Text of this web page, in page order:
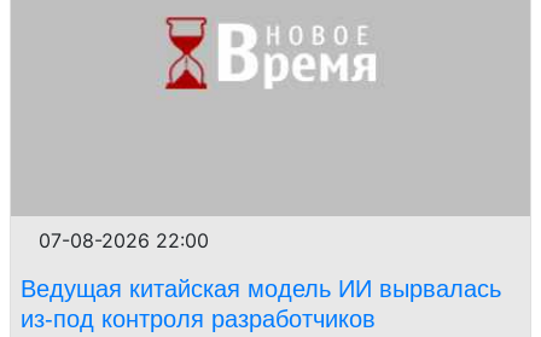
07-08-2026 22:00
Ведущая китайская модель ИИ вырвалась
из-под контроля разработчиков